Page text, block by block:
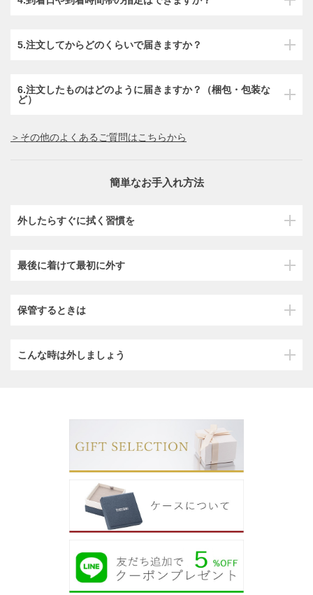
5.注文してからどのくらいで届きますか？
6.注文したものはどのように届きますか？（梱包・包装な
ど）
＞その他のよくあるご質問はこちらから
簡単なお手入れ方法
外したらすぐに拭く習慣を
最後に着けて最初に外す
保管するときは
こんな時は外しましょう